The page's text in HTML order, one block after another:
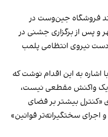
فروشگاه جین‌وست در
فرشته تهران، شنبه ۱۹ مهر و پس از برگزاری جشنی در
نیروی انتظامی پلمب
اشاره به این اقدام نوشت که
یک واکنش مقطعی نیست،
«کنترل بیشتر بر فضای
اجرای سختگیرانه‌تر قوانین»